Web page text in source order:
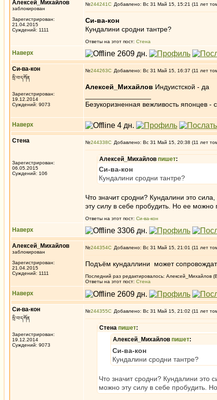
Алексей_Михайлов
заблокирован
Зарегистрирован:
21.04.2015
Суждений: 1111
№244241 Добавлено: Вс 31 Май 15, 15:21 (11 лет
Си-ва-кон
Кундалини сродни тантре?
Ответы на этот пост: Стена
Наверх
Си-ва-кон
སྲི་བ་དཀོན
Зарегистрирован:
19.12.2014
Суждений: 9073
№244263 Добавлено: Вс 31 Май 15, 16:37 (11 лет
Алексей_Михайлов Индуистской - да
Безукоризненная вежливость японцев -
Наверх
Стена
Зарегистрирован:
06.05.2015
Суждений: 106
№244338 Добавлено: Вс 31 Май 15, 20:38 (11 лет
Алексей_Михайлов пишет:
Си-ва-кон
Кундалини сродни тантре?
Что значит сродни? Кундалини это
эту силу в себе пробудить. Но ее можно
Ответы на этот пост: Си-ва-кон
Наверх
Алексей_Михайлов
заблокирован
Зарегистрирован:
21.04.2015
Суждений: 1111
№244354 Добавлено: Вс 31 Май 15, 21:01 (11 лет
Подъём кундаллини может
Последний раз редактировалось: Алексей_Михайлов
Ответы на этот пост: Стена
Наверх
Си-ва-кон
སྲི་བ་དཀོན
Зарегистрирован:
19.12.2014
Суждений: 9073
№244355 Добавлено: Вс 31 Май 15, 21:02 (11 лет
Стена пишет:
Алексей_Михайлов пишет:
Си-ва-кон
Кундалини сродни тантре?
Что значит сродни? Кундалини это
можно эту силу в себе пробудить.